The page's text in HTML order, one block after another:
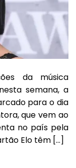
da música
semana, a
para o dia
que vem ao
no país pela
Elo têm […]